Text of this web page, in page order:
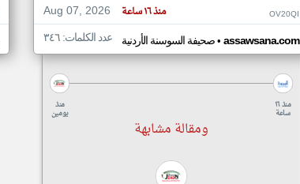
Aug 07, 2026
منذ ١٦ ساعة OV20QI
صحيفة السوسنة الأردنية• assawsana.com عدد الكلمات: ٣٤٦
منذ
يومين
منذ ١٦
ساعة
ومقالة مشابهة